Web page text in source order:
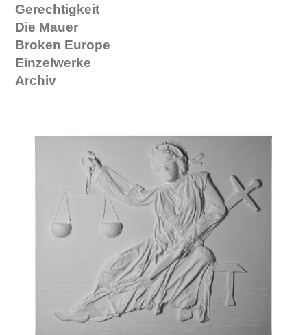
Gerechtigkeit
Die Mauer
Broken Europe
Einzelwerke
Archiv